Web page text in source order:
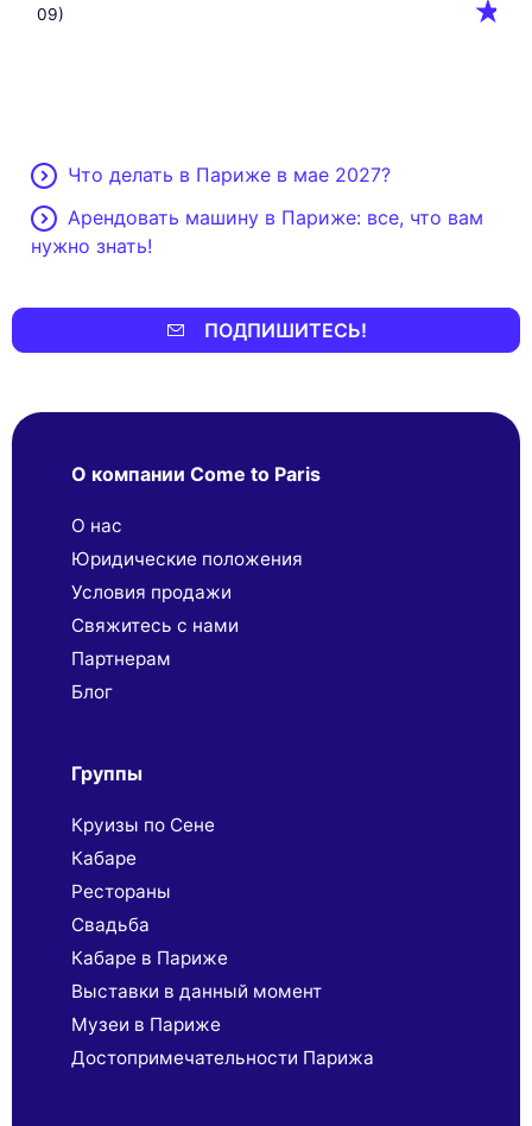
(1709)
Что делать в Париже в мае 2027?
Арендовать машину в Париже: все, что вам
нужно знать!
ПОДПИШИТЕСЬ!
О компании Come to Paris
О нас
Юридические положения
Условия продажи
Свяжитесь с нами
Партнерaм
Блог
Группы
Круизы по Сене
Кабаре
Рестораны
Свадьба
Кабаре в Париже
Выставки в данный момент
Музеи в Париже
Достопримечательности Парижа